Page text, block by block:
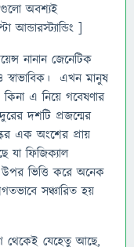
অবশ্যই
]
নানান জেনেটিক
স্বাভাবিক। এখন মানুষ
এ নিয়ে গবেষণার
দশটি প্রজন্মের
এক অংশের প্রায়
যা ফিজিক্যাল
উপর ভিত্তি করে অনেক
সঞ্চারিত হয়
থেকেই যেহেতু আছে,